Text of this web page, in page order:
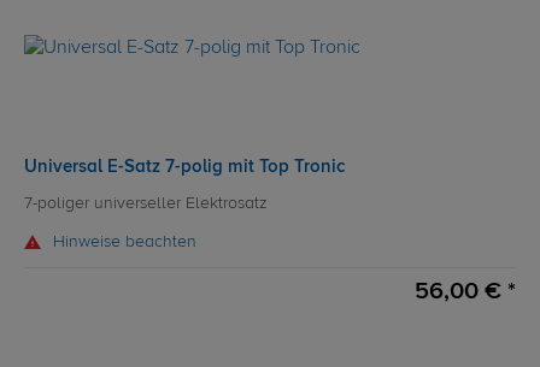
Universal E-Satz 7-polig mit Top Tronic
7-poliger universeller Elektrosatz
Hinweise beachten
56,00 € *